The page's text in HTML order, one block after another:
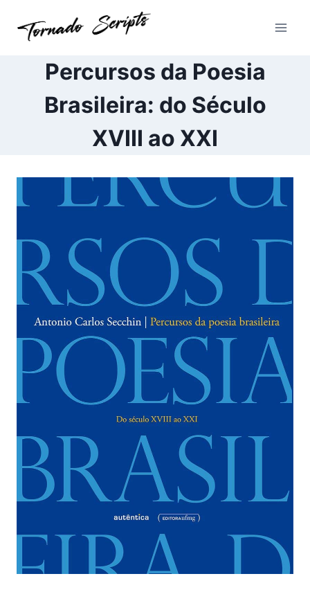
para
ConteúdoPercursos da Poesia
Brasileira: do Século
XVIII ao XXI